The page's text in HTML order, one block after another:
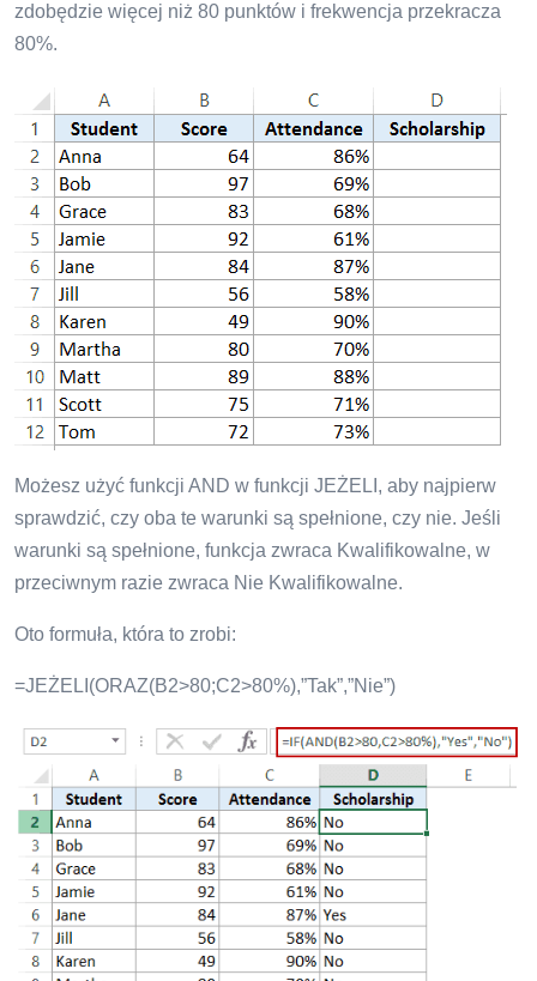
zdobędzie więcej niż 80 punktów i frekwencja przekracza
80%.
Możesz użyć funkcji AND w funkcji JEŻELI, aby najpierw
sprawdzić, czy oba te warunki są spełnione, czy nie. Jeśli
warunki są spełnione, funkcja zwraca Kwalifikowalne, w
przeciwnym razie zwraca Nie Kwalifikowalne.
Oto formuła, która to zrobi:
=JEŻELI(ORAZ(B2>80;C2>80%),”Tak”,”Nie”)